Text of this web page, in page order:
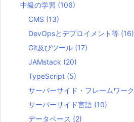
中級の学習 (106)
CMS (13)
DevOpsとデプロイメント等 (16)
Git及びツール (17)
JAMstack (20)
TypeScript (5)
サーバーサイド・フレームワーク
サーバーサイド言語 (10)
データベース (2)